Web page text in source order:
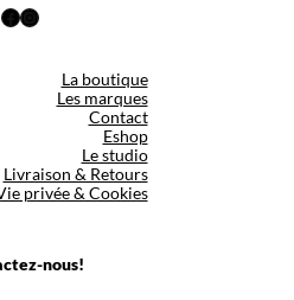
Facebook
Instagram
La boutique
Les marques
Contact
Eshop
Le studio
Livraison & Retours
privée & Cookies
nous!